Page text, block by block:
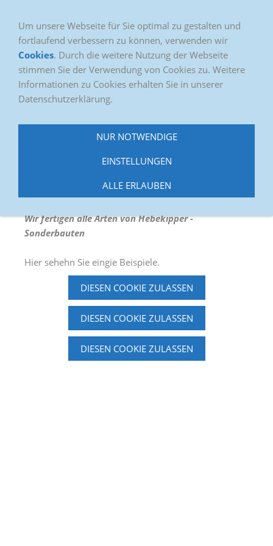
Navigation einblenden
Wir fertigen alle Arten von Hebekipper -
Sonderbauten
Hier sehehn Sie eingie Beispiele.
DIESEN COOKIE ZULASSEN
DIESEN COOKIE ZULASSEN
DIESEN COOKIE ZULASSEN
Um unsere Webseite für Sie optimal zu gestalten und
fortlaufend verbessern zu können, verwenden wir
Cookies. Durch die weitere Nutzung der Webseite
stimmen Sie der Verwendung von Cookies zu. Weitere
Informationen zu Cookies erhalten Sie in unserer
Datenschutzerklärung.
NUR NOTWENDIGE
EINSTELLUNGEN
ALLE ERLAUBEN